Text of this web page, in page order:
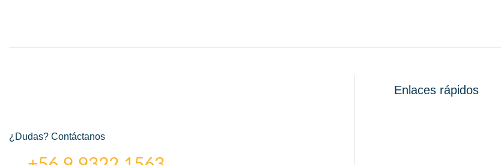
¿Dudas? Contáctanos
Enlaces rápidos